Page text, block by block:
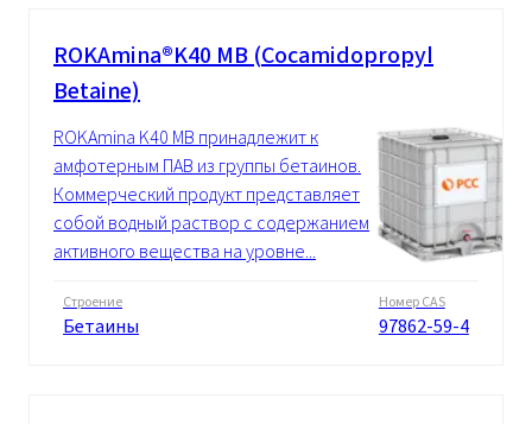
ROKAmina®K40 MB (Cocamidopropyl
Betaine)
ROKAmina K40 MB принадлежит к
амфотерным ПАВ из группы бетаинов.
Коммерческий продукт представляет
собой водный раствор с содержанием
активного вещества на уровне...
Строение
Бетаины
Номер CAS
97862-59-4